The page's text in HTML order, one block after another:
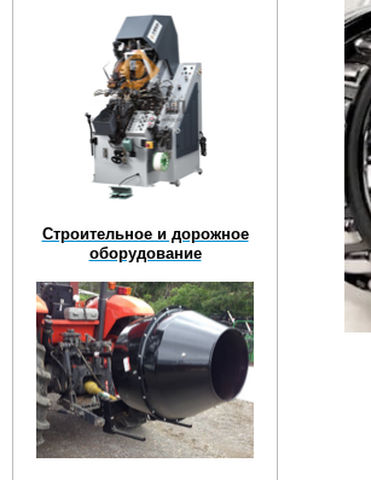
Строительное и дорожное
оборудование